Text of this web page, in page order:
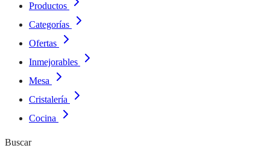
Productos
Categorías
Ofertas
Inmejorables
Mesa
Cristalería
Cocina
Buscar